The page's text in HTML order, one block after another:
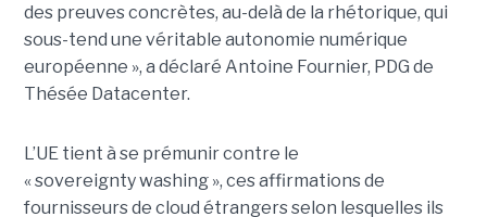
des preuves concrètes, au-delà de la rhétorique, qui
sous-tend une véritable autonomie numérique
européenne », a déclaré Antoine Fournier, PDG de
Thésée Datacenter.
L’UE tient à se prémunir contre le
« sovereignty washing », ces affirmations de
fournisseurs de cloud étrangers selon lesquelles ils